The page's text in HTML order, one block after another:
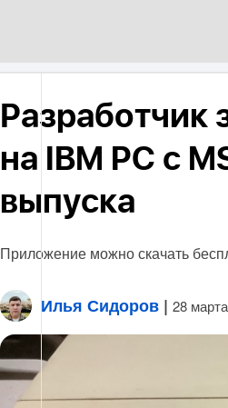
Разработчик
на IBM PC с
выпуска
Приложение можно скачать
Илья Сидоров | 28